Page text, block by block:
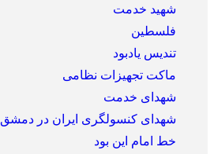
شهید خدمت
فلسطین
تندیس یادبود
ماکت تجهیزات نظامی
شهدای خدمت
شهدای کنسولگری ایران در دمشق
خط امام این بود